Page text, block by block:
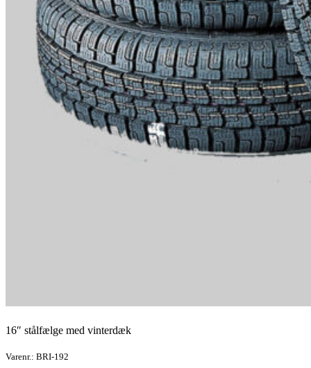
16″ stålfælge med vinterdæk
Varenr.: BRI-192